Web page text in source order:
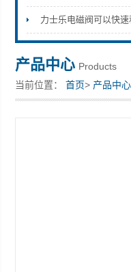
上海康驿实业有限公司
力士乐电磁阀可以快
产品中心 Products
当前位置：首页> 产品中心
插头 R901017022 RZ5L